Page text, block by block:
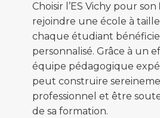
Choisir l’ES Vichy pour son
rejoindre une école à
chaque étudiant bénéficie
personnalisé. Grâce à un
équipe pédagogique
peut construire
professionnel et être
de sa formation.